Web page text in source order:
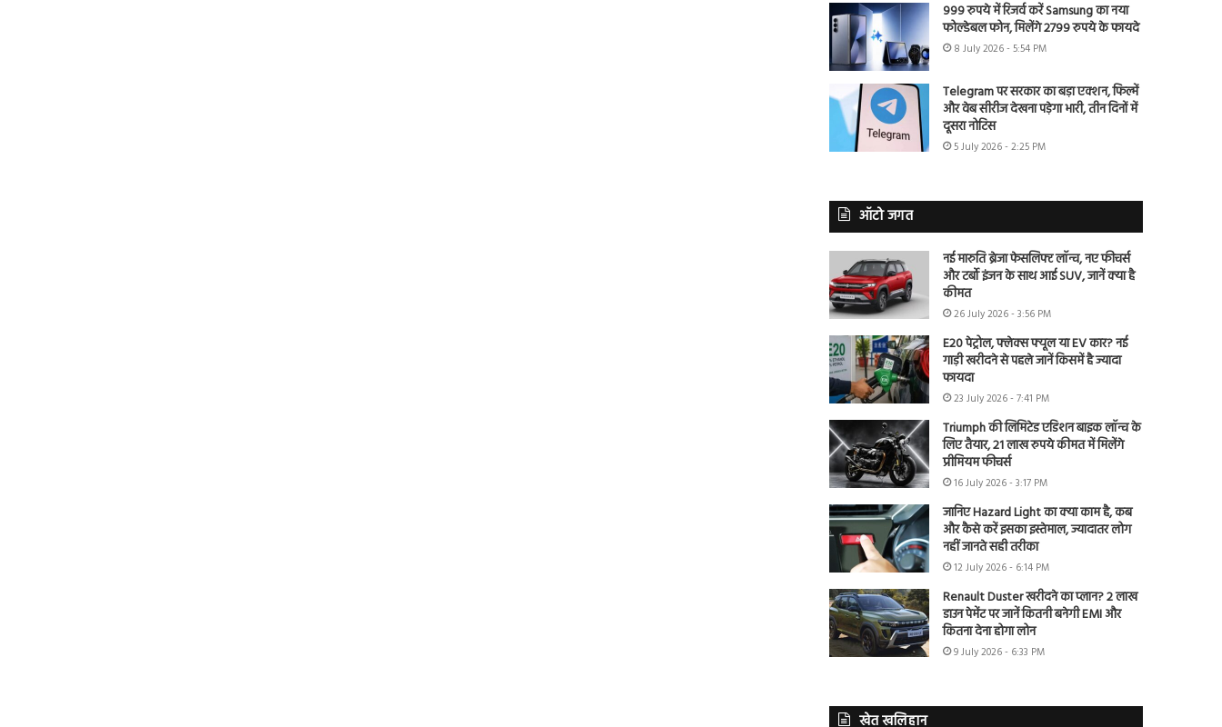
999 रुपये में रिजर्व करें Samsung का नया
फोल्डेबल फोन, मिलेंगे 2799 रुपये के फायदे
8 July 2026 - 5:54 PM
Telegram पर सरकार का बड़ा एक्शन, फिल्में
और वेब सीरीज देखना पड़ेगा भारी, तीन दिनों में
दूसरा नोटिस
5 July 2026 - 2:25 PM
ऑटो जगत
नई मारुति ब्रेजा फेसलिफ्ट लॉन्च, नए फीचर्स
और टर्बो इंजन के साथ आई SUV, जानें क्या है
कीमत
26 July 2026 - 3:56 PM
E20 पेट्रोल, फ्लेक्स फ्यूल या EV कार? नई
गाड़ी खरीदने से पहले जानें किसमें है ज्यादा
फायदा
23 July 2026 - 7:41 PM
Triumph की लिमिटेड एडिशन बाइक लॉन्च के
लिए तैयार, 21 लाख रुपये कीमत में मिलेंगे
प्रीमियम फीचर्स
16 July 2026 - 3:17 PM
जानिए Hazard Light का क्या काम है, कब
और कैसे करें इसका इस्तेमाल, ज्यादातर लोग
नहीं जानते सही तरीका
12 July 2026 - 6:14 PM
Renault Duster खरीदने का प्लान? 2 लाख
डाउन पेमेंट पर जानें कितनी बनेगी EMI और
कितना देना होगा लोन
9 July 2026 - 6:33 PM
खेत खलिहान